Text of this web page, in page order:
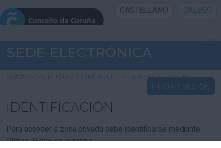
CASTELLANO GALEGO
INICIO SEDE
INICIO
INFORMACIÓN PÚBLICA
CARTAFOL CIDADÁN
SEDE ELECTRÓNICA
07/08/2026 14:50:47 CORUNA.ES > INICIO > LOGIN
INICIAR SESIÓN
IDENTIFICACIÓN
Para acceder á zona privada debe identificarse mediante
Cl@ve. Pulse no logotipo